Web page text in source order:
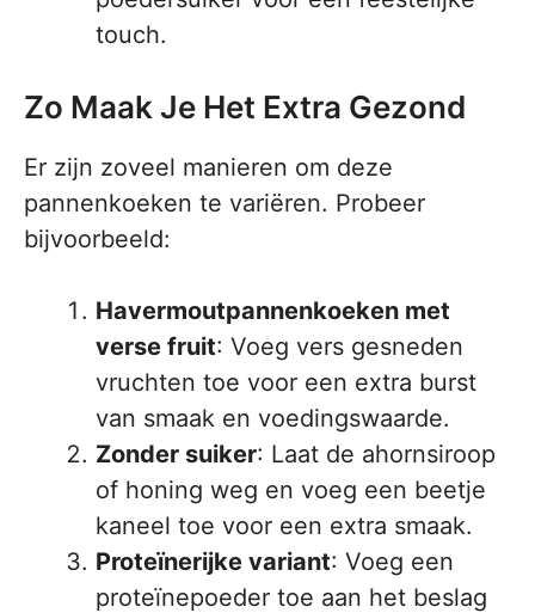
touch.
Zo Maak Je Het Extra Gezond
Er zijn zoveel manieren om deze
pannenkoeken te variëren. Probeer
bijvoorbeeld:
Havermoutpannenkoeken met
verse fruit: Voeg vers gesneden
vruchten toe voor een extra burst
van smaak en voedingswaarde.
Zonder suiker: Laat de ahornsiroop
of honing weg en voeg een beetje
kaneel toe voor een extra smaak.
Proteïnerijke variant: Voeg een
proteïnepoeder toe aan het beslag